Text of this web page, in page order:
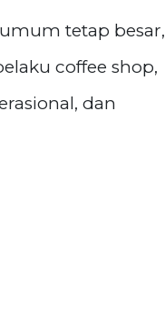
tetap besar,
coffee shop,
dan